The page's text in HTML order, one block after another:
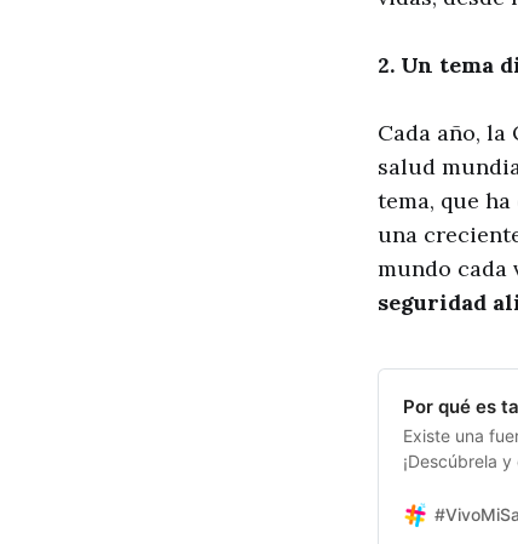
2. Un tema
Cada año,
salud
tema, que
una
mundo cada
seguridad
Por qué es
Existe una
¡Descúbrela